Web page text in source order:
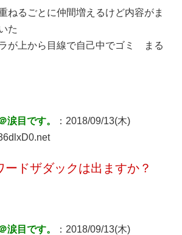
ねるごとに仲間増えるけど内容がま
た
が上から目線で自己中でゴミ まる
涙目です。
：2018/09/13(木)
ードザダックは出ますか？
涙目です。
：2018/09/13(木)